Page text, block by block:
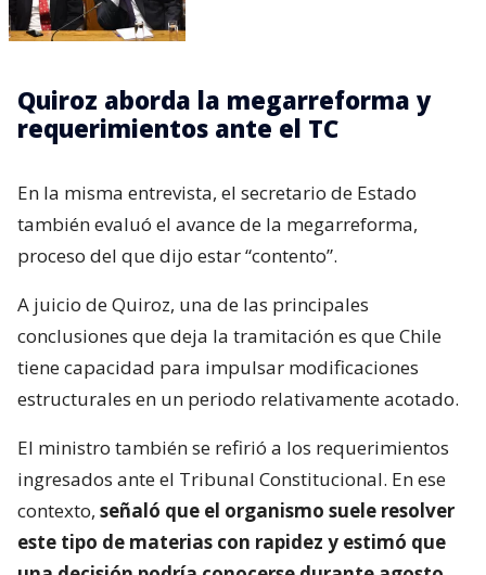
Quiroz aborda la megarreforma y
requerimientos ante el TC
En la misma entrevista, el secretario de Estado
también evaluó el avance de la megarreforma,
proceso del que dijo estar “contento”.
A juicio de Quiroz, una de las principales
conclusiones que deja la tramitación es que Chile
tiene capacidad para impulsar modificaciones
estructurales en un periodo relativamente acotado.
El ministro también se refirió a los requerimientos
ingresados ante el Tribunal Constitucional. En ese
contexto, señaló que el organismo suele resolver
este tipo de materias con rapidez y estimó que